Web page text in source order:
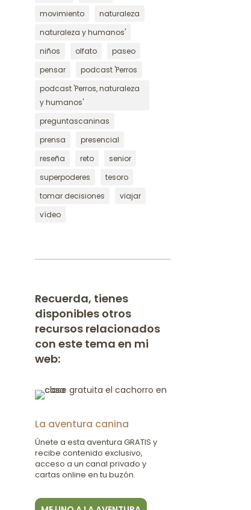
movimiento
naturaleza
naturaleza y humanos'
niños
olfato
paseo
pensar
podcast 'Perros
podcast 'Perros, naturaleza
y humanos'
preguntascaninas
prensa
presencial
reseña
reto
senior
superpoderes
tesoro
tomar decisiones
viajar
vídeo
Recuerda, tienes
disponibles otros
recursos relacionados
con este tema en mi
web:
La aventura canina
Únete a esta aventura GRATIS y
recibe contenido exclusivo,
acceso a un canal privado y
cartas online en tu buzón.